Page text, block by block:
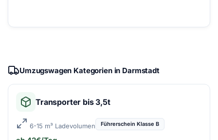
Umzugswagen Kategorien in Darmstadt
Transporter bis 3,5t
6-15 m³ Ladevolumen Führerschein Klasse B